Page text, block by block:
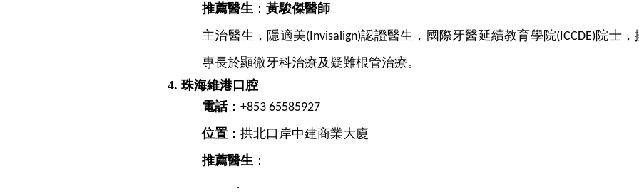
推薦醫生 ：黃駿傑醫師
主治醫生，隱適美(Invisalign)認證醫生，國際牙醫延續教育學院(ICCDE)院士，
專長於顯微牙科治療及疑難根管治療。
4.珠海維港口腔
電話：+853 65585927
位置 ：拱北口岸中建商業大廈
推薦醫生 ：
·